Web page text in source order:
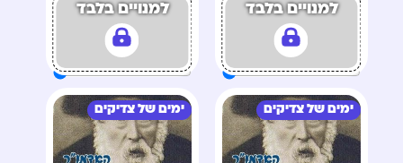
למנויים בלבד למנויים בלבד
ימים של צדיקים ימים של צדיקים